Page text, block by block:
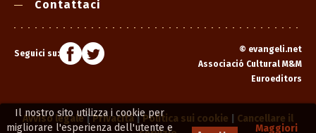
Il nostro sito utilizza i cookie per
migliorare l'esperienza dell'utente e
Maggiori
Contattaci
Seguici su: © evangeli.net
Associació Cultural M&M
Euroeditors
Avviso legale|Privacità|Politica sui cookie
Cancellare il